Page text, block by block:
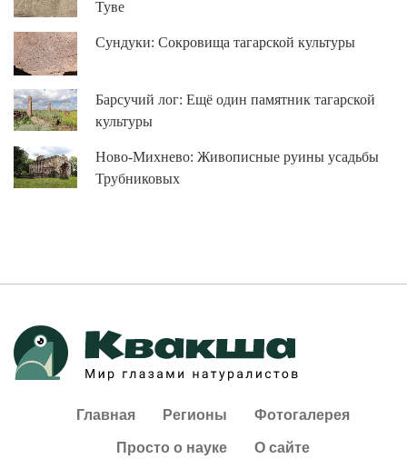
Туве
Сундуки: Сокровища тагарской культуры
Барсучий лог: Ещё один памятник тагарской
культуры
Ново-Михнево: Живописные руины усадьбы
Трубниковых
Главная Регионы Фотогалерея
Просто о науке О сайте